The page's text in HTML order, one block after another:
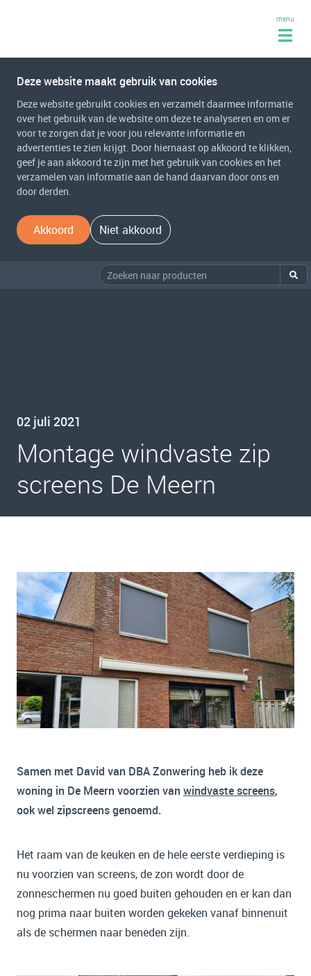
menu
Deze website maakt gebruik van cookies
Deze website gebruikt cookies en verzamelt daarmee informatie
over het gebruik van de website om deze te analyseren en om er
voor te zorgen dat je voor jou relevante informatie en
advertenties te zien krijgt. Door hiernaast op akkoord te klikken,
geef je aan akkoord te zijn met het gebruik van cookies en het
verzamelen van informatie aan de hand daarvan door ons en
door derden.
Akkoord Niet akkoord
02 juli 2021
Montage windvaste zip
screens De Meern
Samen met David van DBA Zonwering heb ik deze
woning in De Meern voorzien van windvaste screens,
ook wel zipscreens genoemd.
Het raam van de keuken en de hele eerste verdieping is
nu voorzien van screens, de zon wordt door de
zonneschermen nu goed buiten gehouden en er kan dan
nog prima naar buiten worden gekeken vanaf binnenuit
als de schermen naar beneden zijn.